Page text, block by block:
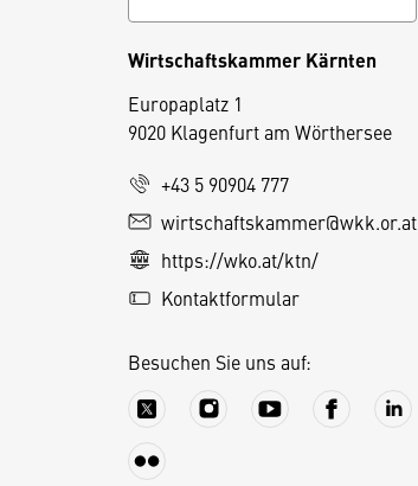
Wirtschaftskammer Kärnten
Europaplatz 1
9020 Klagenfurt am Wörthersee
+43 5 90904 777
wirtschaftskammer@wkk.or.at
https://wko.at/ktn/
Kontaktformular
Besuchen Sie uns auf: